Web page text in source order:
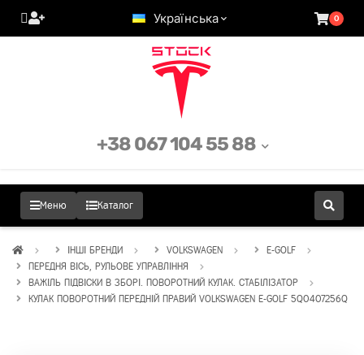
Українська 0
Меню Каталог
+38 067 104 55 88
ІНШІ БРЕНДИ VOLKSWAGEN
E-GOLF
ПЕРЕДНЯ ВІСЬ, РУЛЬОВЕ УПРАВЛІННЯ
ВАЖІЛЬ ПІДВІСКИ В ЗБОРІ. ПОВОРОТНИЙ КУЛАК. СТАБІЛІЗАТОР
КУЛАК ПОВОРОТНИЙ ПЕРЕДНІЙ ПРАВИЙ VOLKSWAGEN E-GOLF 5Q0407256Q